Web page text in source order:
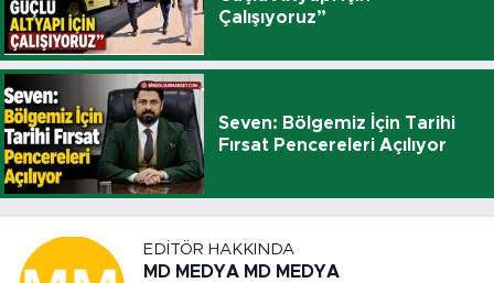
Çalışıyoruz”
Seven: Bölgemiz İçin Tarihi
Fırsat Pencereleri Açılıyor
EDITÖR HAKKINDA
MD MEDYA MD MEDYA